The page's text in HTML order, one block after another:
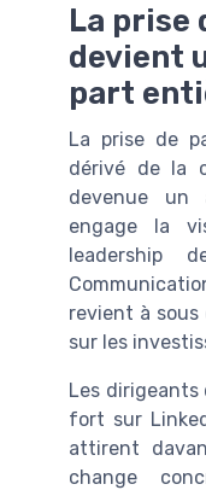
La prise
devient
part
La prise de
dérivé de la
devenue un
engage la
leadership
revient à
sur les
Les dirigeants
fort sur
attirent
change